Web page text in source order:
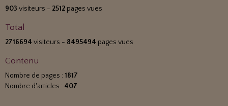
903 visiteurs - 2512 pages vues
Total
2716694 visiteurs - 8495494 pages vues
Contenu
Nombre de pages : 1817
Nombre d'articles : 407